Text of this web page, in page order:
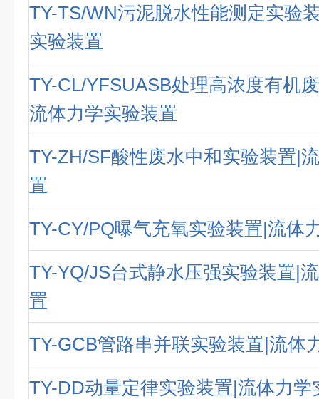
TY-TS/WN污泥脱水性能测定实验
实验装置
TY-CL/YFSUASB处理高浓度有机
流体力学实验装置
TY-ZH/SF酸性废水中和实验装置|
置
TY-CY/PQ曝气充氧实验装置|流体
TY-YQ/JS台式静水压强实验装置|
置
TY-GCB管路串并联实验装置|流体
TY-DD动量定律实验装置|流体力学